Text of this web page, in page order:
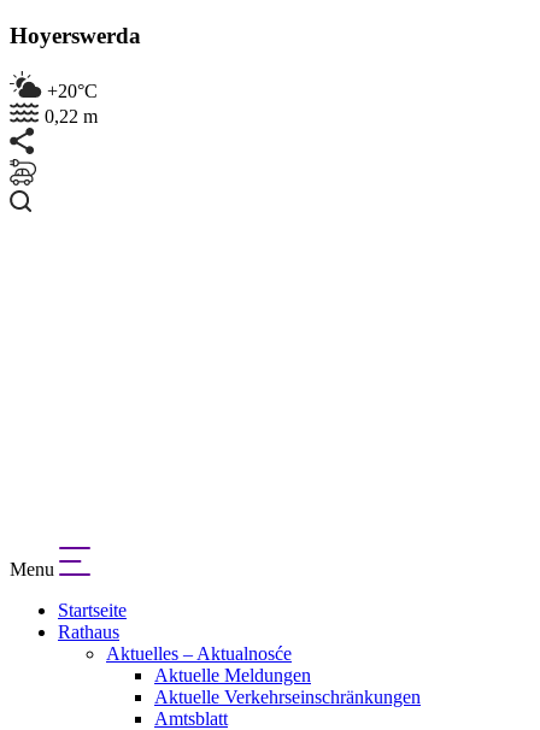
Hoyerswerda
+20°C
0,22 m
Menu
Startseite
Rathaus
Aktuelles – Aktualnosće
Aktuelle Meldungen
Aktuelle Verkehrseinschränkungen
Amtsblatt